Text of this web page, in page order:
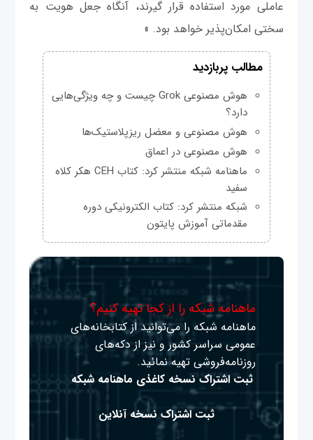
عاملی مورد استفاده قرار گیرند، آنگاه جعل هویت به
سختی امکان‌پذیر خواهد بود. »
مطالب پربازدید
هوش مصنوعی Grok چیست و چه ویژگی‌هایی
دارد؟
هوش مصنوعی و معضل ریزپلاستیک‌ها
هوش مصنوعی در اعماق
ماهنامه شبکه منتشر کرد: کتاب CEH هکر کلاه
سفید
شبکه منتشر کرد: کتاب الکترونیکی دوره
مقدماتی آموزش پایتون
ماهنامه شبکه را از کجا تهیه کنیم؟
ماهنامه شبکه را می‌توانید از کتابخانه‌های
عمومی سراسر کشور و نیز از دکه‌های
روزنامه‌فروشی تهیه نمائید.
ثبت اشتراک نسخه کاغذی ماهنامه شبکه
ثبت اشتراک نسخه آنلاین